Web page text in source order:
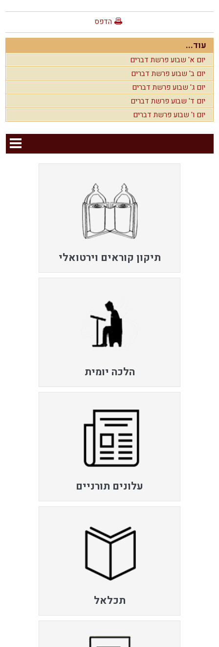
הדפס
עוד...
יום א' שבוע פרשת דברים
יום ב' שבוע פרשת דברים
יום ג' שבוע פרשת דברים
יום ד' שבוע פרשת דברים
יום ו' שבוע פרשת דברים
תיקון קוראים וירטואלי
הלכה יומית
עלונים תורניים
תכלאל